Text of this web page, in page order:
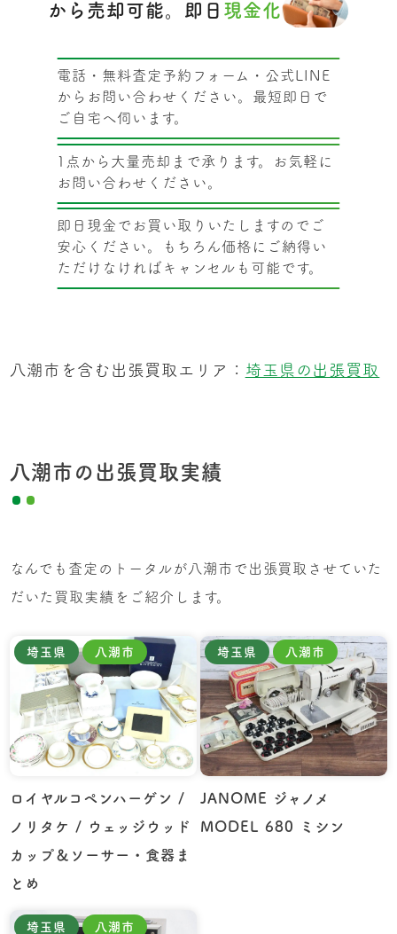
から売却可能。即日 現金化
電話・無料査定予約フォーム・公式LINE
からお問い合わせください。最短即日で
ご自宅へ伺います。
1点から大量売却まで承ります。お気軽に
お問い合わせください。
即日現金でお買い取りいたしますのでご
安心ください。もちろん価格にご納得い
ただけなければキャンセルも可能です。
八潮市を含む出張買取エリア： 埼玉県の出張買取
八潮市の出張買取実績
なんでも査定のトータルが八潮市で出張買取させていた
だいた買取実績をご紹介します。
埼玉県 八潮市
ロイヤルコペンハーゲン /
ノリタケ / ウェッジウッド
カップ＆ソーサー・食器ま
とめ
埼玉県 八潮市
JANOME ジャノメ
MODEL 680 ミシン
埼玉県 八潮市